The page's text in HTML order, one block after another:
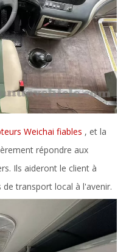
Weichai fiables , et la
répondre aux
Ils aideront le client à
transport local à l'avenir.